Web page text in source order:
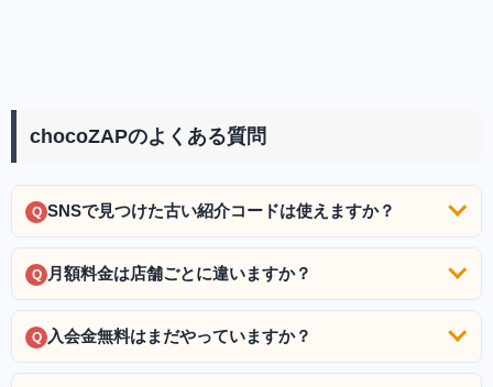
chocoZAPのよくある質問
Q SNSで見つけた古い紹介コードは使えますか？
Q 月額料金は店舗ごとに違いますか？
Q 入会金無料はまだやっていますか？